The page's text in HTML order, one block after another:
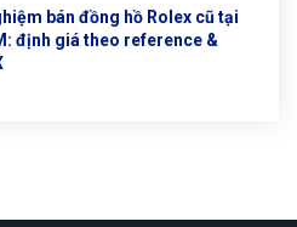
bán đồng hồ Rolex cũ tại
định giá theo reference &